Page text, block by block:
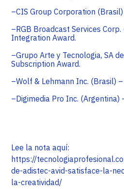
–CIS Group Corporation
–RGB Broadcast Services
Integration Award.
–Grupo Arte y Tecnologia, SA
Subscription Award.
–Wolf & Lehmann Inc. (Brasil) –
–Digimedia Pro Inc. (Argentina)
Lee la nota aquí:
https://
de-adistec-avid-satisface-la-
la-creatividad/